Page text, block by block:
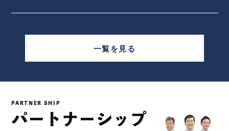
一覧を見る
PARTNER SHIP
パートナーシップ